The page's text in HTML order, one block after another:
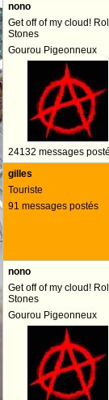
nono
Get off of my cloud!
Stones
Gourou Pigeonneux
24132 messages
gilles
Touriste
91 messages postés
nono
Get off of my cloud!
Stones
Gourou Pigeonneux